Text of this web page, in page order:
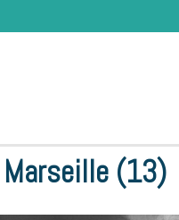
(13)